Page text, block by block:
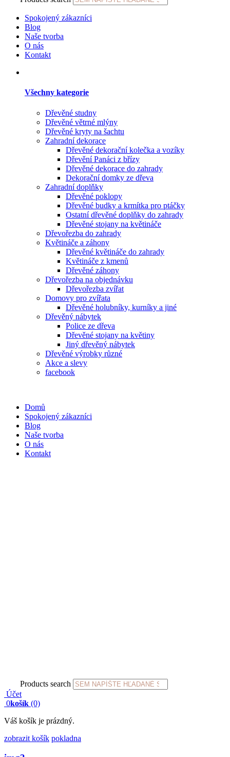
Spokojený zákazníci
Blog
Naše tvorba
O nás
Kontakt
Všechny kategorie
Dřevěné studny
Dřevěné větrné mlýny
Dřevěné kryty na šachtu
Zahradní dekorace
Dřevěné dekorační kolečka a vozíky
Dřevění Panáci z břízy
Dřevěné dekorace do zahrady
Dekorační domky ze dřeva
Zahradní doplňky
Dřevěné poklopy
Dřevěné budky a krmítka pro ptáčky
Ostatní dřevěné doplňky do zahrady
Dřevěné stojany na květináče
Dřevořezba do zahrady
Květináče a záhony
Dřevěné květináče do zahrady
Květináče z kmenů
Dřevěné záhony
Dřevořezba na objednávku
Dřevořezba zvířat
Domovy pro zvířata
Dřevěné holubníky, kurníky a jiné
Dřevěný nábytek
Police ze dřeva
Dřevěné stojany na květiny
Jiný dřevěný nábytek
Dřevěné výrobky různé
Akce a slevy
facebook
Domů
Spokojený zákazníci
Blog
Naše tvorba
O nás
Kontakt
Products search
Účet
0košík (0)
Váš košík je prázdný.
zobrazit košík pokladna